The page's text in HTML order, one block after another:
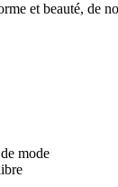
et beauté, de
mode